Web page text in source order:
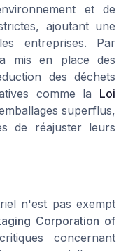
et de
ajoutant une
entreprises. Par
mis en place des
des déchets
comme la Loi
superflus,
de réajuster leurs
n'est pas exempt
Corporation of
concernant